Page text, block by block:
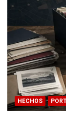
HECHOS